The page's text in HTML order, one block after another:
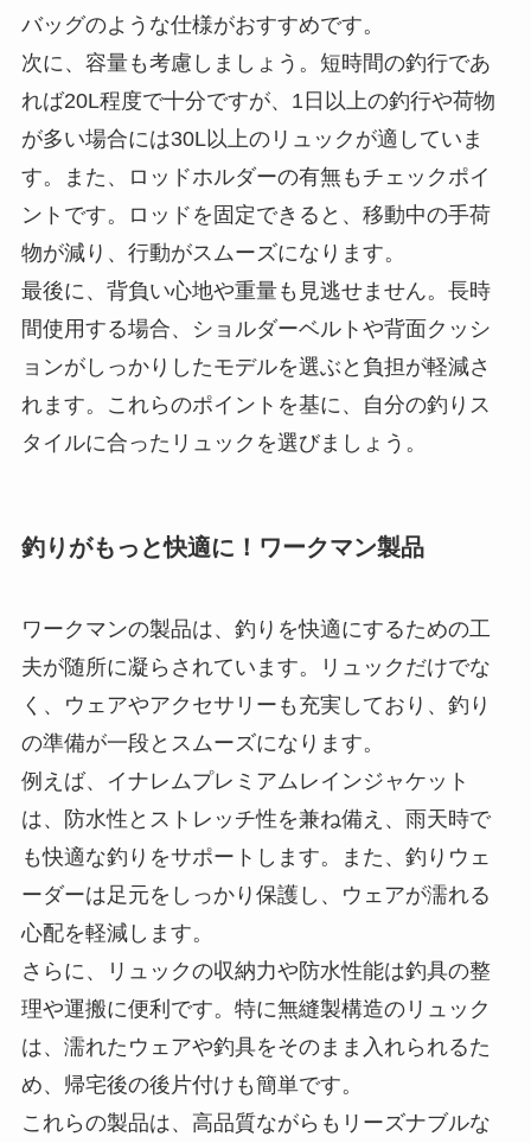
物が減り、行動がスムーズになります。
最後に、背負い心地や重量も見逃せません。長時
間使用する場合、ショルダーベルトや背面クッシ
ョンがしっかりしたモデルを選ぶと負担が軽減さ
れます。これらのポイントを基に、自分の釣りス
タイルに合ったリュックを選びましょう。
釣りがもっと快適に！ワークマン製品
ワークマンの製品は、釣りを快適にするための工
夫が随所に凝らされています。リュックだけでな
例えば、イナレムプレミアムレインジャケット
も快適な釣りをサポートします。また、釣りウェ
ーダーは足元をしっかり保護し、ウェアが濡れる
心配を軽減します。
さらに、リュックの収納力や防水性能は釣具の整
理や運搬に便利です。特に無縫製構造のリュック
は、濡れたウェアや釣具をそのまま入れられるた
め、帰宅後の後片付けも簡単です。
これらの製品は、高品質ながらもリーズナブルな
価格設定が魅力で、初心者から経験豊富な釣り人
まで、誰にとっても使いやすいラインナップとな
っています。ワークマン製品を活用すれば、釣り
の楽しさがさらに広がるでしょう。